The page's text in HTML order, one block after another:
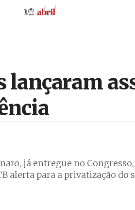
AbrilAbril
já entregue no
alerta para a privatização do